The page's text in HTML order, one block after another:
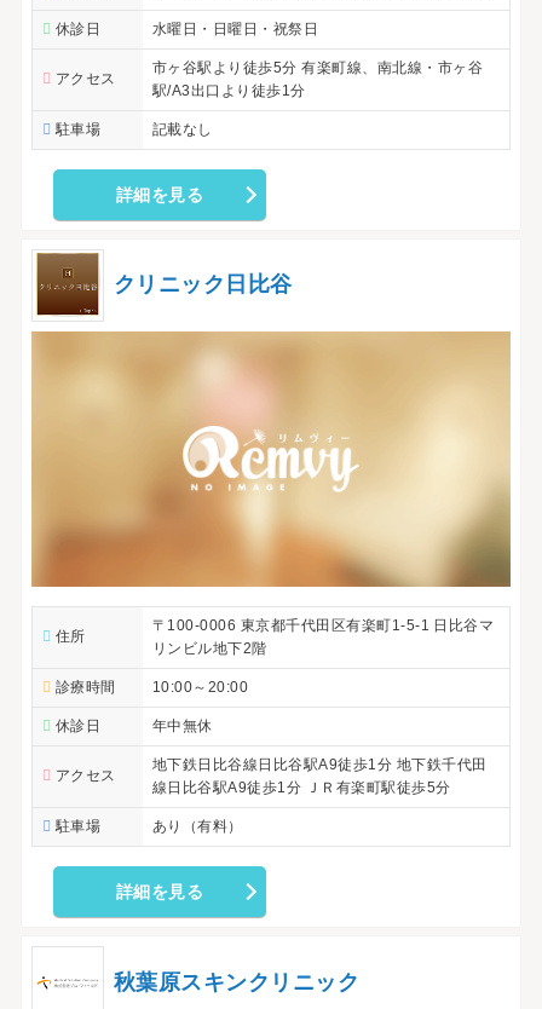
休診日 水曜日・日曜日・祝祭日
アクセス
市ヶ谷駅より徒歩5分 有楽町線、南北線・市ヶ谷
駅/A3出口より徒歩1分
駐車場 記載なし
詳細を見る
クリニック日比谷
住所
〒100-0006 東京都千代田区有楽町1-5-1 日比谷マ
リンビル地下2階
診療時間 10:00～20:00
休診日 年中無休
アクセス
地下鉄日比谷線日比谷駅A9徒歩1分 地下鉄千代田
線日比谷駅A9徒歩1分 ＪＲ有楽町駅徒歩5分
駐車場 あり（有料）
詳細を見る
秋葉原スキンクリニック